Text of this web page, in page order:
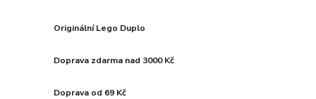
Originální Lego Duplo
Doprava zdarma nad 3000 Kč
Doprava od 69 Kč